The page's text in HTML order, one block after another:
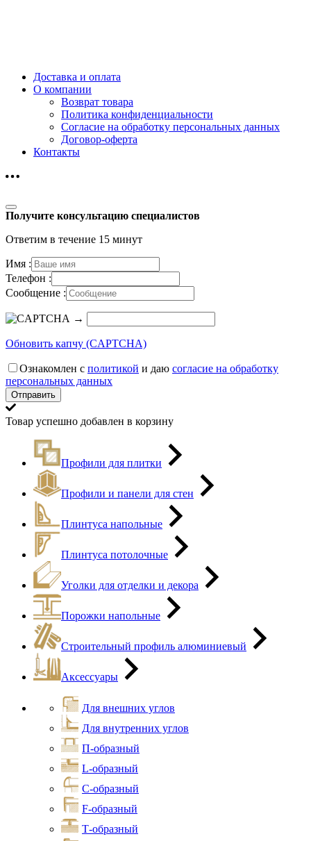
Доставка и оплата
О компании
Возврат товара
Политика конфиденциальности
Согласие на обработку персональных данных
Договор-оферта
Контакты
Получите консультацию специалистов
Ответим в течение 15 минут
Имя :
Телефон :
Сообщение :
→
Обновить капчу (CAPTCHA)
Ознакомлен с политикой и даю согласие на обработку
персональных данных
Товар успешно добавлен в корзину
Профили для плитки
Профили и панели для стен
Плинтуса напольные
Плинтуса потолочные
Уголки для отделки и декора
Порожки напольные
Строительный профиль алюминиевый
Аксессуары
Для внешних углов
Для внутренних углов
П-образный
L-образный
С-образный
F-образный
Т-образный